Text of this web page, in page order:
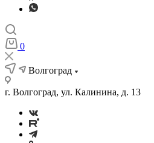
0
Волгоград
г. Волгоград, ул. Калинина, д. 13